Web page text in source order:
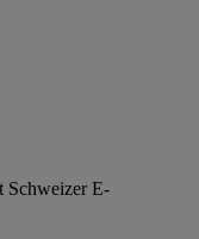
Schweizer E-